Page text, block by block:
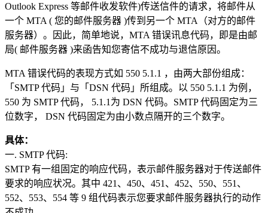
Outlook Express 等邮件收发软件)传送信件的请求，将邮件从
一个 MTA ( 您的邮件服务器 )传到另一个 MTA（对方的邮件
服务器）。因此，简单地说，MTA 错误讯息代码，即是由邮
局( 邮件服务器 )来函告知您寄信不成功与退信原因。
MTA 错误代码的表现方式如 550 5.1.1 ，由两大部份组成：
「SMTP 代码」与「DSN 代码」所组成。以 550 5.1.1 为例，
550 为 SMTP 代码， 5.1.1为 DSN 代码。SMTP 代码固定为三
位数字， DSN 代码固定为由小数点隔开的三个数字。
具体：
一. SMTP 代码:
SMTP 有一组固定的响应代码，表示邮件服务器对于传送邮件
要求的响应状况。其中 421、450、451、452、550、551、
552、553、554 等 9 组代码表示您要求邮件服务器执行的动作